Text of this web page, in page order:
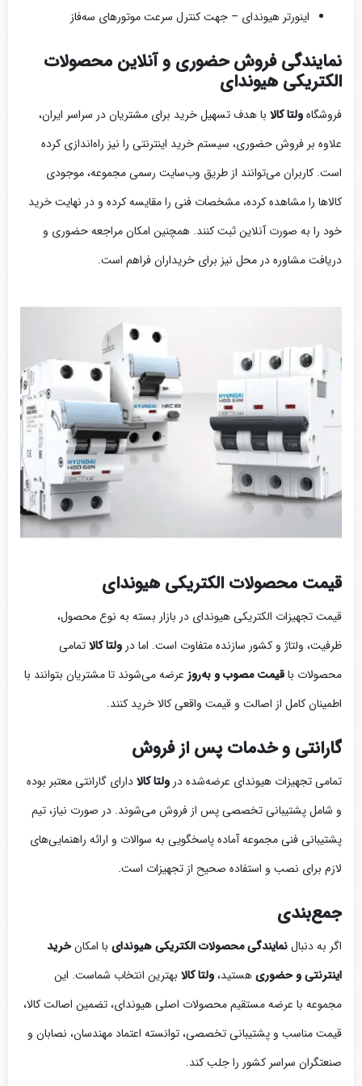
اینورتر هیوندای – جهت کنترل سرعت موتورهای سه‌فاز
نمایندگی فروش حضوری و آنلاین محصولات
الکتریکی هیوندای
فروشگاهولتا کالا با هدف تسهیل خرید برای مشتریان در سراسر ایران،
علاوه بر فروش حضوری، سیستم خرید اینترنتی را نیز راه‌اندازی کرده
است. کاربران می‌توانند از طریق وب‌سایت رسمی مجموعه، موجودی
کالاها را مشاهده کرده، مشخصات فنی را مقایسه کرده و در نهایت خرید
خود را به صورت آنلاین ثبت کنند. همچنین امکان مراجعه حضوری و
دریافت مشاوره در محل نیز برای خریداران فراهم است.
قیمت محصولات الکتریکی هیوندای
قیمت تجهیزات الکتریکی هیوندای در بازار بسته به نوع محصول،
ظرفیت، ولتاژ و کشور سازنده متفاوت است. اما در ولتا کالاتمامی
محصولات باقیمت مصوب و به‌روز عرضه می‌شوند تا مشتریان بتوانند با
اطمینان کامل از اصالت و قیمت واقعی کالا خرید کنند.
گارانتی و خدمات پس از فروش
تمامی تجهیزات هیوندای عرضه‌شده در ولتا کالادارای گارانتی معتبر بوده
و شامل پشتیبانی تخصصی پس از فروش می‌شوند. در صورت نیاز، تیم
پشتیبانی فنی مجموعه آماده پاسخگویی به سوالات و ارائه راهنمایی‌های
لازم برای نصب و استفاده صحیح از تجهیزات است.
جمع‌بندی
اگر به دنبالنمایندگی محصولات الکتریکی هیوندای با امکانخرید
اینترنتی و حضوریهستید،ولتا کالا بهترین انتخاب شماست. این
مجموعه با عرضه مستقیم محصولات اصلی هیوندای، تضمین اصالت کالا،
قیمت مناسب و پشتیبانی تخصصی، توانسته اعتماد مهندسان، نصابان و
صنعتگران سراسر کشور را جلب کند.